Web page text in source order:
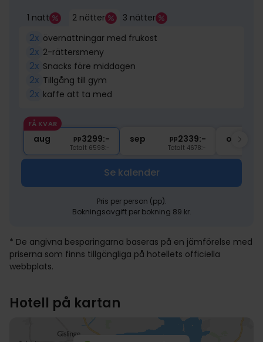
1 natt 2 nätter 3 nätter
2x övernattningar med frukost
2x 2-rättersmeny
2x Snacks före middagen
2x Tillgång till gym
2x kaffe att ta med
FÅ KVAR
aug pp3299:-
Totalt 6598:-
sep pp2339:-
Totalt 4678:-
okt
Se kalender
Pris per person (pp).
Bokningsavgift per bokning 89 kr.
* De angivna besparingarna baseras på en jämförelse med
priserna som finns tillgängliga på hotellets officiella
webbplats.
Hotell på kartan